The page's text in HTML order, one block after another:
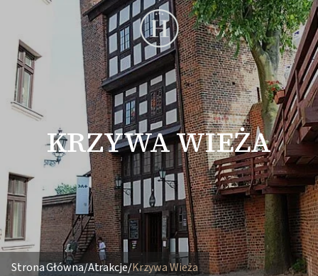
KRZYWA WIEŻA
Strona Główna/Atrakcje/Krzywa Wieża